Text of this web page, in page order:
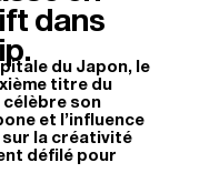
dans
du Japon, le
titre du
célèbre son
et l’influence
sur la créativité
défilé pour